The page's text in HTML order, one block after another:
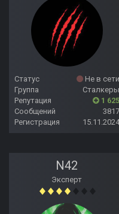
Статус
Не в сети
Группа
Сталкеры
Репутация
1 625
Сообщений
3817
Регистрация
15.11.2024
N42
Эксперт